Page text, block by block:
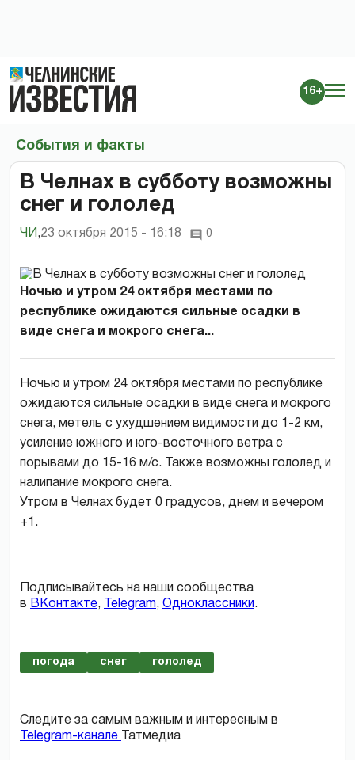
16+
События и факты
В Челнах в субботу возможны
снег и гололед
ЧИ ,23 октября 2015 - 16:18 0
Ночью и утром 24 октября местами по
республике ожидаются сильные осадки в
виде снега и мокрого снега...
Ночью и утром 24 октября местами по республике
ожидаются сильные осадки в виде снега и мокрого
снега, метель с ухудшением видимости до 1-2 км,
усиление южного и юго-восточного ветра с
порывами до 15-16 м/с. Также возможны гололед и
налипание мокрого снега.
Утром в Челнах будет 0 градусов, днем и вечером
+1.
Подписывайтесь на наши сообщества
в ВКонтакте, Telegram, Одноклассники.
погода снег гололед
Следите за самым важным и интересным в
Telegram-канале
Татмедиа